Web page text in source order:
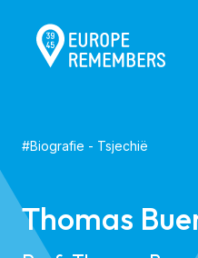
#Biografie - Tsjechië
Thomas